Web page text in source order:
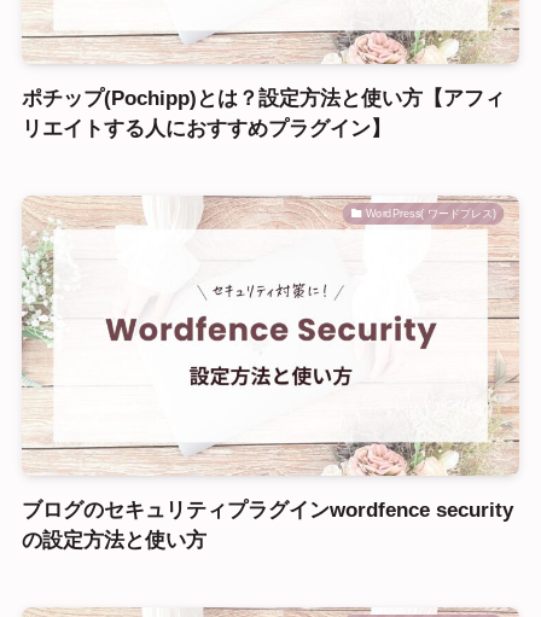
ポチップ(Pochipp)とは？設定方法と使い方【アフィ
リエイトする人におすすめプラグイン】
WordPress( ワードプレス)
ブログのセキュリティプラグインwordfence security
の設定方法と使い方